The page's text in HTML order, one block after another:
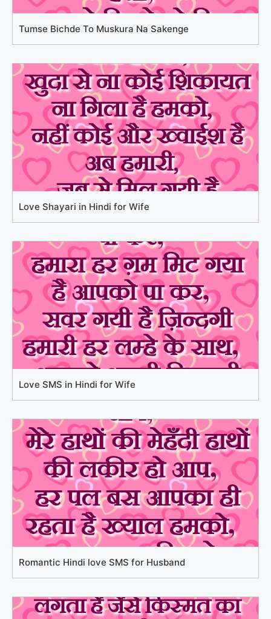
Tumse Bichde To Muskura Na Sakenge
Love Shayari in Hindi for Wife
Love SMS in Hindi for Wife
Romantic Hindi love SMS for Husband